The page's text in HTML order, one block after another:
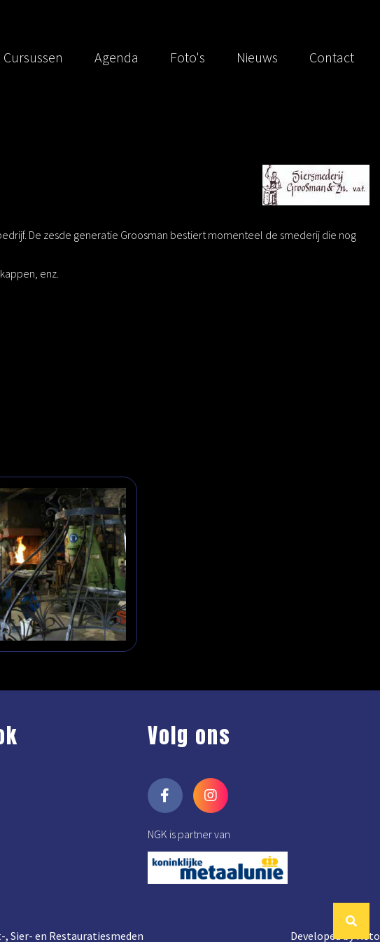
Cursussen Agenda Foto's Nieuws Contact
De zesde generatie Groosman bestiert momenteel de smederij die nog
enz.
Volg ons
NGK is partner van
Sier- en Restauratiesmeden Developed by Reto